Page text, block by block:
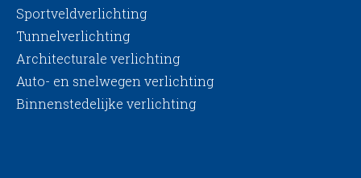
Sportveldverlichting
Tunnelverlichting
Architecturale verlichting
Auto- en snelwegen verlichting
Binnenstedelijke verlichting